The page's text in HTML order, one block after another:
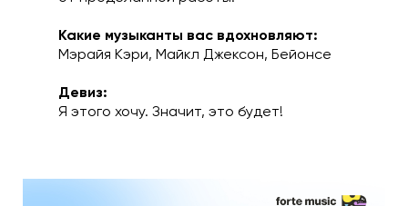
Какие музыканты вас вдохновляют:
Мэрайя Кэри, Майкл Джексон, Бейонсе
Девиз:
Я этого хочу. Значит, это будет!